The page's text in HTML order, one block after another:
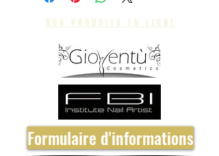
nos produits en ligne
Formulaire d'informations